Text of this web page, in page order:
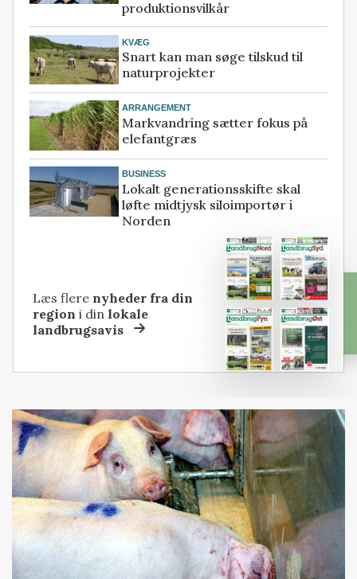
produktionsvilkår
KVÆG
Snart kan man søge tilskud til
naturprojekter
ARRANGEMENT
Markvandring sætter fokus på
elefantgræs
BUSINESS
Lokalt generationsskifte skal
løfte midtjysk siloimportør i
Norden
Læs flere nyheder fra din
region i dinlokale
landbrugsavis